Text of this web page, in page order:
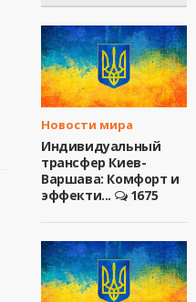
Новости мира
Индивидуальный
трансфер Киев-
Варшава: Комфорт и
эффекти...
1675